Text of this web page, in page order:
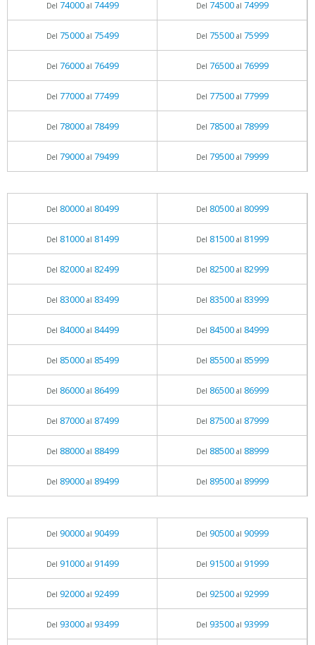
Del 74000al 74499 Del 74500al 74999
Del 75000al 75499 Del 75500al 75999
Del 76000al 76499 Del 76500al 76999
Del 77000al 77499 Del 77500al 77999
Del 78000al 78499 Del 78500al 78999
Del 79000al 79499 Del 79500al 79999
Del 80000al 80499 Del 80500al 80999
Del 81000al 81499 Del 81500al 81999
Del 82000al 82499 Del 82500al 82999
Del 83000al 83499 Del 83500al 83999
Del 84000al 84499 Del 84500al 84999
Del 85000al 85499 Del 85500al 85999
Del 86000al 86499 Del 86500al 86999
Del 87000al 87499 Del 87500al 87999
Del 88000al 88499 Del 88500al 88999
Del 89000al 89499 Del 89500al 89999
Del 90000al 90499 Del 90500al 90999
Del 91000al 91499 Del 91500al 91999
Del 92000al 92499 Del 92500al 92999
Del 93000al 93499 Del 93500al 93999